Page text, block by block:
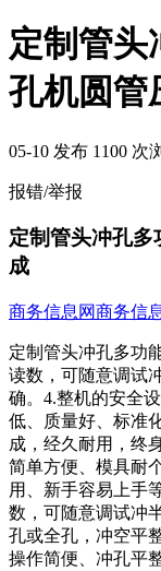
定制管头
孔机圆管
05-10 发布 1100 次
报错/举报
定制管头冲孔
成
商务信息网商务信
定制管头冲孔多功
读数，可随意调试
确。4.整机的安全
低、质量好、标准
成，经久耐用，终
简单方便、模具耐
用、新手容易上手
数，可随意调试冲
孔或全孔，冲空平
操作简便、冲孔平